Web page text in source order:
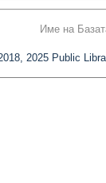
Име на
2025 Public